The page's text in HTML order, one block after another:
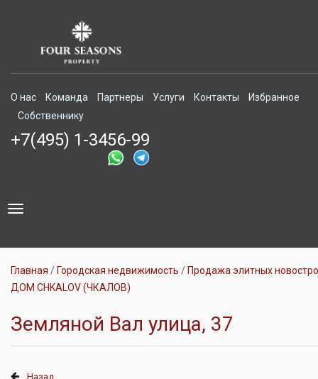
О нас Команда Партнеры Услуги Контакты
Избранное
Собственнику
+7(495) 1-3456-99
Toggle
Главная Городская недвижимость
Продажа элитных
ДОМ CHKALOV (ЧКАЛОВ)
Земляной Вал улица, 37
Назад